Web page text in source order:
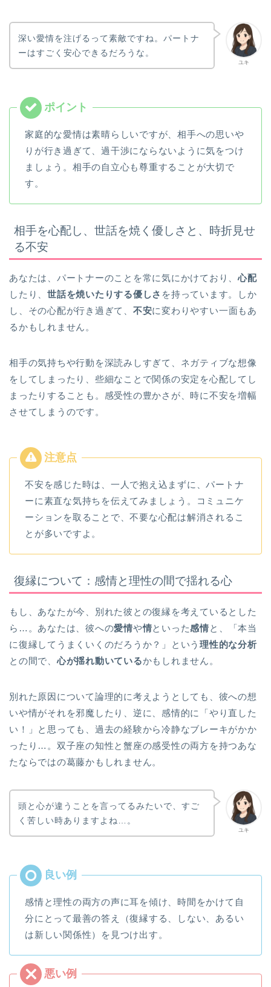
ユキ
深い愛情を注げるって素敵ですね。パートナ
ーはすごく安心できるだろうな。
家庭的な愛情は素晴らしいですが、相手への思いや
りが行き過ぎて、過干渉にならないように気をつけ
ましょう。相手の自立心も尊重することが大切で
す。
相手を心配し、世話を焼く優しさと、時折見せ
る不安
あなたは、パートナーのことを常に気にかけており、心配
したり、世話を焼いたりする優しさ を持っています。しか
し、その心配が行き過ぎて、 不安に変わりやすい一面もあ
るかもしれません。
相手の気持ちや行動を深読みしすぎて、ネガティブな想像
をしてしまったり、些細なことで関係の安定を心配してし
まったりすることも。感受性の豊かさが、時に不安を増幅
させてしまうのです。
不安を感じた時は、一人で抱え込まずに、パートナ
ーに素直な気持ちを伝えてみましょう。コミュニケ
ーションを取ることで、不要な心配は解消されるこ
とが多いですよ。
復縁について：感情と理性の間で揺れる心
もし、あなたが今、別れた彼との復縁を考えているとした
ら…。あなたは、彼への愛情や情といった感情と、「本当
に復縁してうまくいくのだろうか？」という理性的な分析
との間で、心が揺れ動いているかもしれません。
別れた原因について論理的に考えようとしても、彼への想
いや情がそれを邪魔したり、逆に、感情的に「やり直した
い！」と思っても、過去の経験から冷静なブレーキがかか
ったり…。双子座の知性と蟹座の感受性の両方を持つあな
たならではの葛藤かもしれません。
ユキ
頭と心が違うことを言ってるみたいで、すご
く苦しい時ありますよね…。
感情と理性の両方の声に耳を傾け、時間をかけて自
分にとって最善の答え（復縁する、しない、あるい
は新しい関係性）を見つけ出す。